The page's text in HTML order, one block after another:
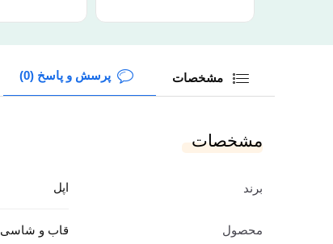
مشخصات پرسش و پاسخ (0)
مشخصات
برند اپل
محصول قاب و شاسی iPhone XR